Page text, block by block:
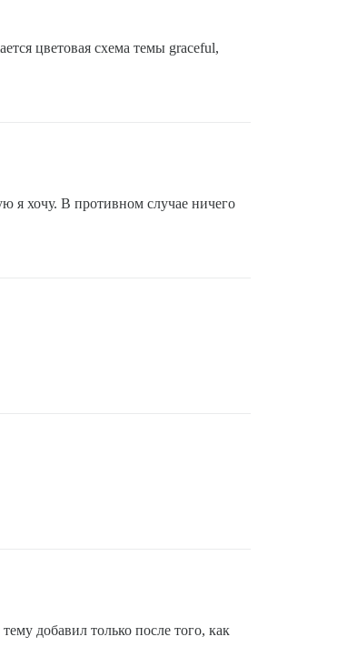
цветовая схема темы graceful,
я хочу. В противном случае ничего
добавил только после того, как